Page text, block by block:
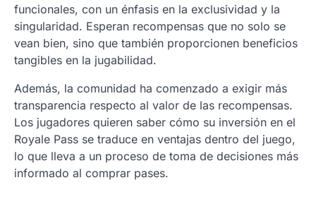
funcionales, con un énfasis en la exclusividad y la
singularidad. Esperan recompensas que no solo se
vean bien, sino que también proporcionen beneficios
tangibles en la jugabilidad.
Además, la comunidad ha comenzado a exigir más
transparencia respecto al valor de las recompensas.
Los jugadores quieren saber cómo su inversión en el
Royale Pass se traduce en ventajas dentro del juego,
lo que lleva a un proceso de toma de decisiones más
informado al comprar pases.